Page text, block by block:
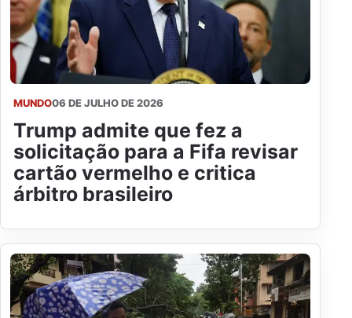
MUNDO06 DE JULHO DE 2026
Trump admite que fez a
solicitação para a Fifa revisar
cartão vermelho e critica
árbitro brasileiro